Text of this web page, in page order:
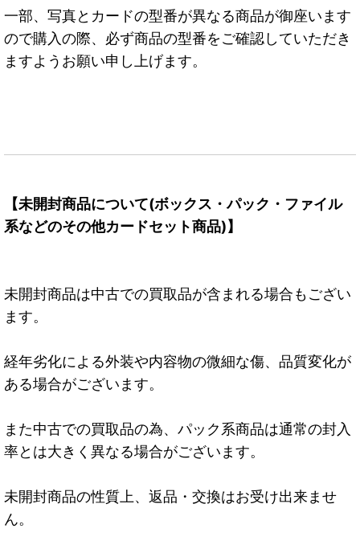
一部、写真とカードの型番が異なる商品が御座います
ので購入の際、必ず商品の型番をご確認していただき
ますようお願い申し上げます。
【未開封商品について(ボックス・パック・ファイル
系などのその他カードセット商品)】
未開封商品は中古での買取品が含まれる場合もござい
ます。
経年劣化による外装や内容物の微細な傷、品質変化が
ある場合がございます。
また中古での買取品の為、パック系商品は通常の封入
率とは大きく異なる場合がございます。
未開封商品の性質上、返品・交換はお受け出来ませ
ん。